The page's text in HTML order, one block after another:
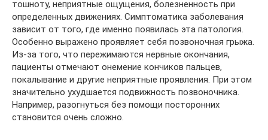
тошноту, неприятные ощущения, болезненность при
определенных движениях. Симптоматика заболевания
зависит от того, где именно появилась эта патология.
Особенно выражено проявляет себя позвоночная грыжа.
Из-за того, что пережимаются нервные окончания,
пациенты отмечают онемение кончиков пальцев,
покалывание и другие неприятные проявления. При этом
значительно ухудшается подвижность позвоночника.
Например, разогнуться без помощи посторонних
становится очень сложно.